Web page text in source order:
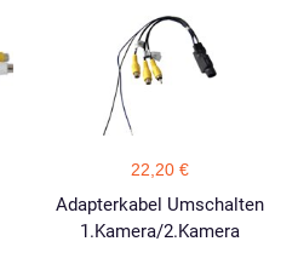
22,20 €
Adapterkabel Umschalten
1.Kamera/2.Kamera